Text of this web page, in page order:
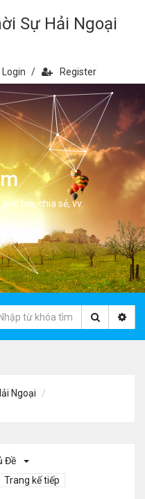
Sự Hải Ngoại
Login / Register
hỏi, chia sẻ, vv.
Ngoại
Đề
Trang kế tiếp